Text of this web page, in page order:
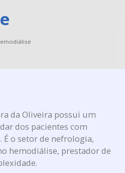
da Oliveira possui um
dos pacientes com
É o setor de nefrologia,
hemodiálise, prestador de